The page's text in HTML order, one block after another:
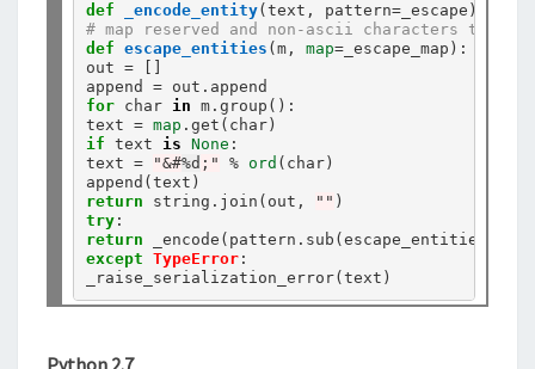
def _encode_entity(text, pattern=
# map reserved and non-ascii characters to
def escape_entities (m, map=_escape_map):
out = []
append = out .
for char in m. group():
text = map .
if text is None :
text = "&#%d ;" % ord (char)
return string . join(out, ""
try
return _encode(pattern . sub(escape_entities,
except TypeError:
Python 2.7